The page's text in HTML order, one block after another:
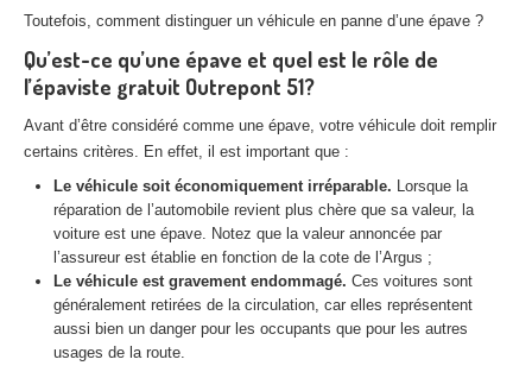
Centreagréé VHU 78 : casse auto avec destruction
Centreagréé VHU 91 : casse auto avec destruction
Centreagréé VHU 92 : casse auto avec destruction
Centreagréé VHU 93 : casse auto avec destruction
Centreagréé VHU 94 : casse auto avec destruction
Centre agréé VHU 95 : casse auto avec destruction
DOCUMENTS À JOINDRE
RACHATVÉHICULES
Toutefois, comment distinguer un véhicule en panne d’une épave ?
Qu’est-ce qu’une épave et quel est le rôle de
l’épaviste gratuit Outrepont 51?
Avant d’être considéré comme une épave, votre véhicule doit remplir
certains critères. En effet, il est important que :
Le véhicule soit économiquement irréparable. Lorsque la
réparation de l’automobile revient plus chère que sa valeur, la
voiture est une épave. Notez que la valeur annoncée par
l’assureur est établie en fonction de la cote de l’Argus ;
Le véhicule est gravement endommagé. Ces voitures sont
généralement retirées de la circulation, car elles représentent
aussi bien un danger pour les occupants que pour les autres
usages de la route.